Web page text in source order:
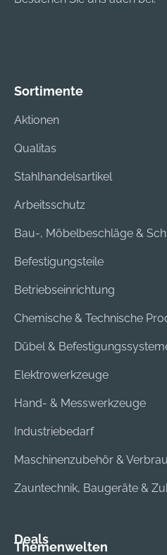
Sortimente
Aktionen
Qualitas
Stahlhandelsartikel
Arbeitsschutz
Bau-, Möbelbeschläge &
Befestigungsteile
Betriebseinrichtung
Chemische & Technische
Dübel &
Elektrowerkzeuge
Hand- & Messwerkzeuge
Industriebedarf
Maschinenzubehör &
Zauntechnik, Baugeräte &
Deals
Themenwelten